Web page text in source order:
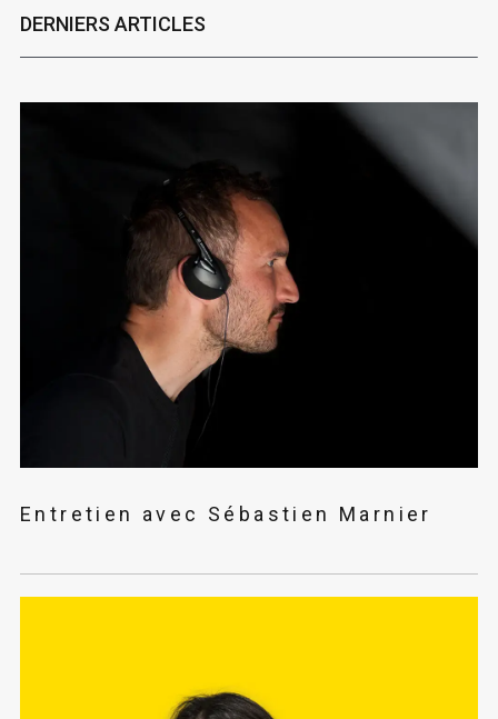
DERNIERS ARTICLES
Entretien avec Sébastien Marnier